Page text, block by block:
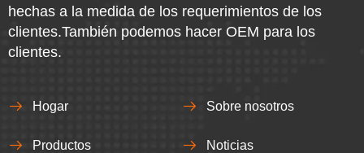
hechas a la medida de los requerimientos de los
clientes.También podemos hacer OEM para los
clientes.
Hogar Sobre nosotros
Productos Noticias